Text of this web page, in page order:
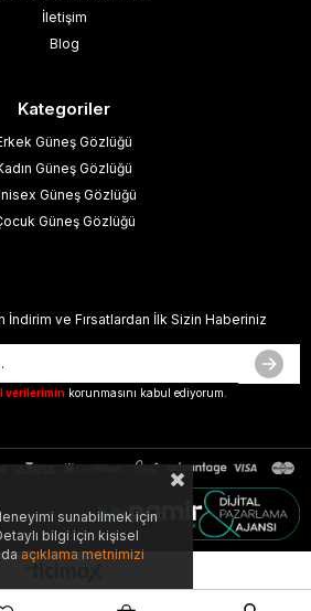
İletişim
Blog
Kategoriler
Güneş Gözlüğü
Güneş Gözlüğü
Güneş Gözlüğü
Güneş Gözlüğü
İndirim ve Fırsatlardan İlk Sizin Haberiniz
verilerimin korunmasını kabul ediyorum.
sunabilmek için
bilgi için kişisel
açıklama metnimizi